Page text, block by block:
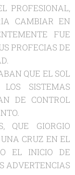
PROFESIONAL,
CAMBIAR EN
FUE
PROFECIAS DE
QUE EL SOL
SISTEMAS
DE CONTROL
QUE GIORGIO
CRUZ EN EL
EL INICIO DE
ADVERTENCIAS